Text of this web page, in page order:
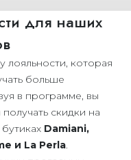
для наших
лояльности, которая
больше
в программе, вы
скидки на
Damiani,
и La Perla.